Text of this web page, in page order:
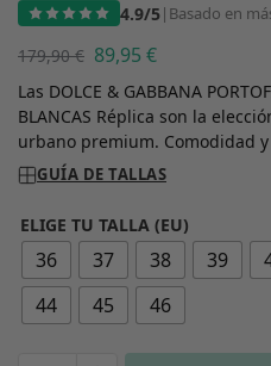
4.9/5| Basado en
179,90€ 89,95 €
Las DOLCE & GABBANA
BLANCAS Réplica son la
urbano premium. Comodidad
GUÍA DE TALLAS
ELIGE TU TALLA (EU)
36 37 38 39
44
45 46